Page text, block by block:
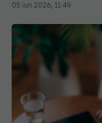
05 iun 2026, 11:49